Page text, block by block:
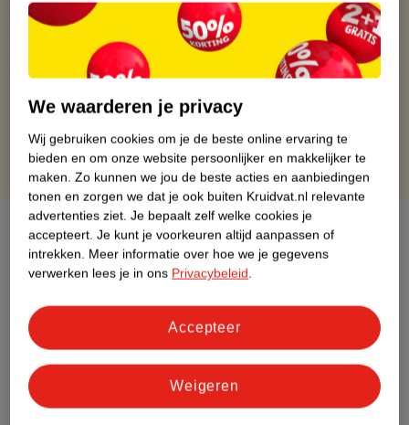
Gratis ophalen in de winkel
Op werkdagen voor 22:00 uur besteld, volgende dag in huis
Gratis thuisbezorgd vanaf 50.00
Gratis punten met je Kruidvat kaart
Over dit product
Productinformatie
Etiketinformatie
Nature Impact Score
Dit product heeft (nog) geen Nature
We waarderen je privacy
Wij gebruiken cookies om je de beste online ervaring te
bieden en om onze website persoonlijker en makkelijker te
maken. Zo kunnen we jou de beste acties en aanbiedingen
tonen en zorgen we dat je ook buiten Kruidvat.nl relevante
advertenties ziet. Je bepaalt zelf welke cookies je
accepteert. Je kunt je voorkeuren altijd aanpassen of
intrekken. Meer informatie over hoe we je gegevens
verwerken lees je in ons Privacybeleid.
Weigeren
Accepteer